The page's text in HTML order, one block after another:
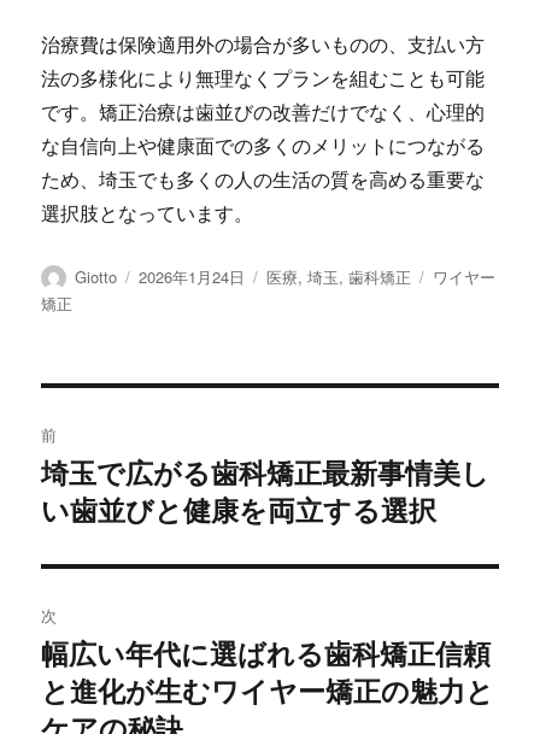
治療費は保険適用外の場合が多いものの、支払い方
法の多様化により無理なくプランを組むことも可能
です。矯正治療は歯並びの改善だけでなく、心理的
な自信向上や健康面での多くのメリットにつながる
ため、埼玉でも多くの人の生活の質を高める重要な
選択肢となっています。
投
Giotto
投
2026年1月24日
カ
医療,埼玉,歯科矯正
タ
ワイヤー
矯正
稿
ナ
ビ
ゲ
ー
シ
前
前
の
稿:
埼玉で広がる歯科矯正最新事情美し
い歯並びと健康を両立する選択
次
次
の
投
幅広い年代に選ばれる歯科矯正信頼
と進化が生むワイヤー矯正の魅力と